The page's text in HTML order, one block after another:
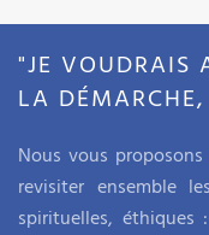
"JE VOUDRAIS
LA
Nous vous
revisiter ensemble
spirituelles,